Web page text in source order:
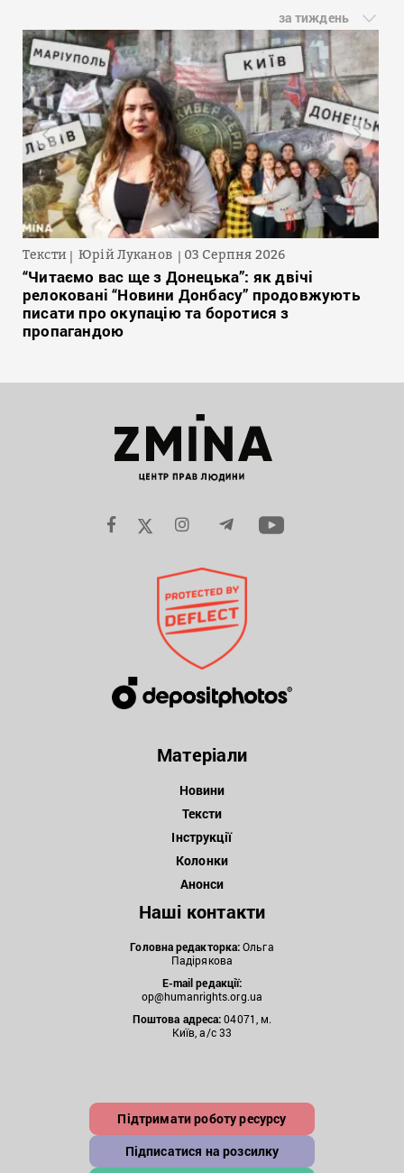
за тиждень
Тексти Юрій Луканов 03 Серпня 2026
“Читаємо вас ще з Донецька”: як двічі
релоковані “Новини Донбасу” продовжують
писати про окупацію та боротися з
пропагандою
Матеріали
Новини
Тексти
Інструкції
Колонки
Анонси
Наші контакти
Головна редакторка:Ольга
Падірякова
E-mail редакції:
op@humanrights.org.ua
Поштова адреса:04071, м.
Київ, а/с 33
Підтримати роботу ресурсу
Підписатися на розсилку